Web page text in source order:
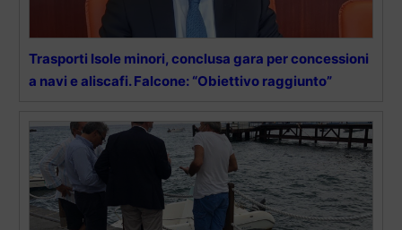
Trasporti Isole minori, conclusa gara per concessioni
a navi e aliscafi. Falcone: “Obiettivo raggiunto”